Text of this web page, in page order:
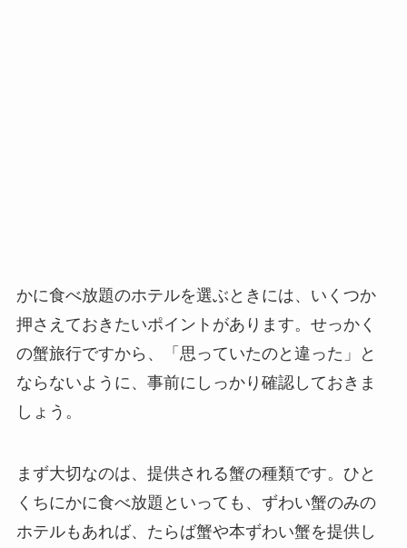
かに食べ放題のホテルを選ぶときには、いくつか
押さえておきたいポイントがあります。せっかく
の蟹旅行ですから、「思っていたのと違った」と
ならないように、事前にしっかり確認しておきま
しょう。
まず大切なのは、提供される蟹の種類です。ひと
くちにかに食べ放題といっても、ずわい蟹のみの
ホテルもあれば、たらば蟹や本ずわい蟹を提供し